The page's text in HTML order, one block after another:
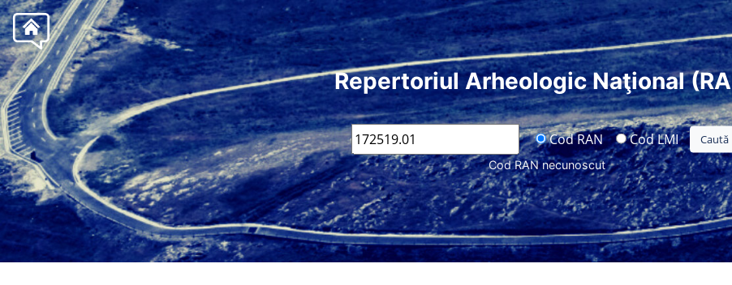
Repertoriul Arheologic Naţional
Cod RAN Cod LMI
Cod RAN necunoscut